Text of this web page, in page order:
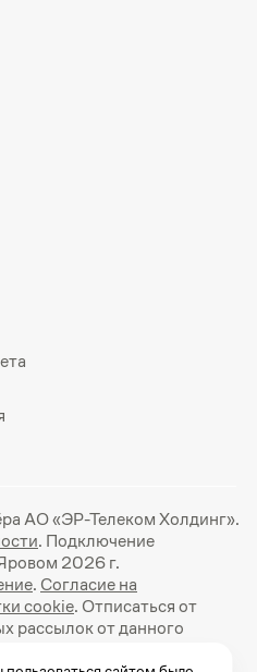
АО «ЭР-Телеком Холдинг».
. Подключение
2026 г.
. Согласие на
cookie. Отписаться от
рассылок от данного